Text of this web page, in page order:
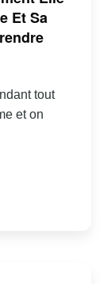
Et Sa
tout
et on